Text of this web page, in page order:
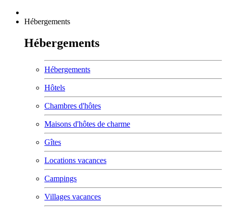
Hébergements
Hébergements
Hébergements
Hôtels
Chambres d'hôtes
Maisons d'hôtes de charme
Gîtes
Locations vacances
Campings
Villages vacances